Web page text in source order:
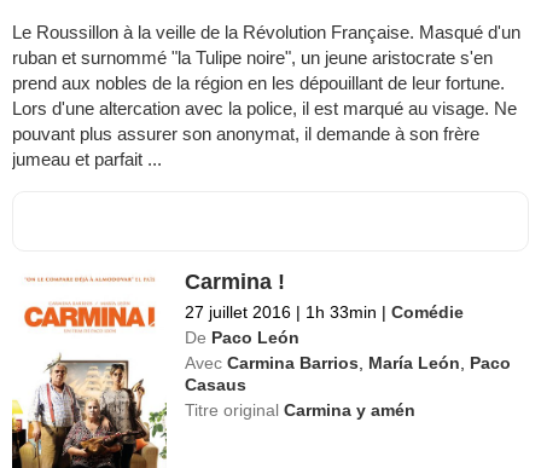
Le Roussillon à la veille de la Révolution Française. Masqué d'un
ruban et surnommé "la Tulipe noire", un jeune aristocrate s'en
prend aux nobles de la région en les dépouillant de leur fortune.
Lors d'une altercation avec la police, il est marqué au visage. Ne
pouvant plus assurer son anonymat, il demande à son frère
jumeau et parfait ...
Carmina !
27 juillet 2016 | 1h 33min | Comédie
De Paco León
Avec Carmina Barrios, María León, Paco
Casaus
Titre originalCarmina y amén